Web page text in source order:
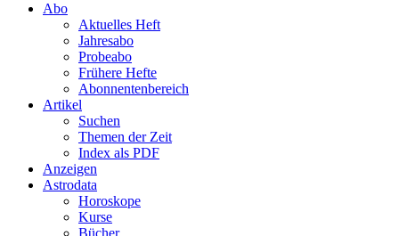
Abo
Aktuelles Heft
Jahresabo
Probeabo
Frühere Hefte
Abonnentenbereich
Artikel
Suchen
Themen der Zeit
Index als PDF
Anzeigen
Astrodata
Horoskope
Kurse
Bücher